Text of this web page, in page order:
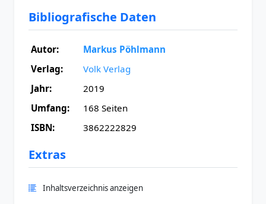
Bibliografische Daten
Autor:
Markus Pöhlmann
Verlag:
Volk Verlag
Jahr:
2019
Umfang:
168 Seiten
ISBN:
3862222829
Extras
Inhaltsverzeichnis anzeigen